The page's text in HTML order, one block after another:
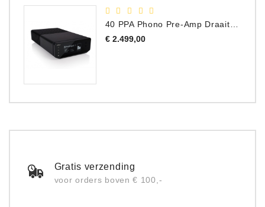
€ 2.499,00Prijs
Gratis verzending
voor orders boven € 100,-